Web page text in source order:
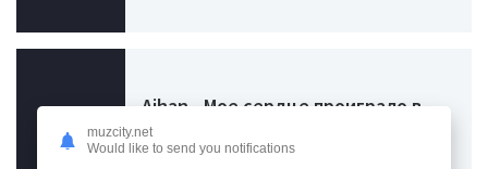
Aihan - Мое сердце проиграло в
домино
Узбекские и казахские песни, 18.04.24
muzcity.net
Would like to send you notifications